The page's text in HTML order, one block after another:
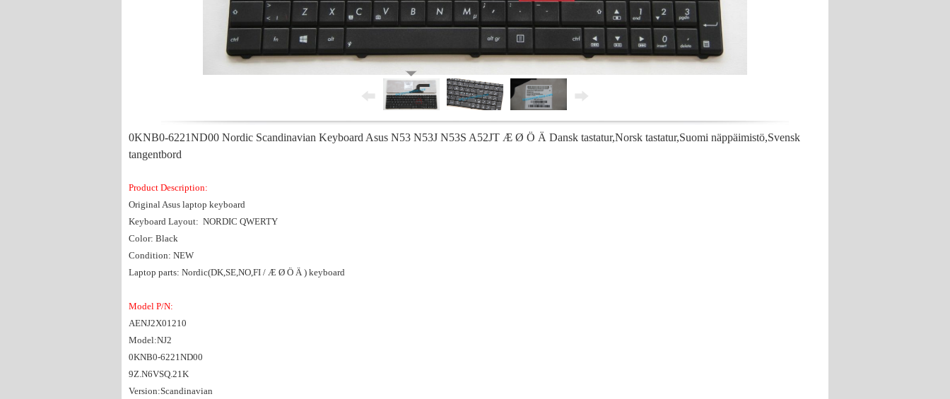
0KNB0-6221ND00 Nordic Scandinavian Keyboard Asus N53 N53J N53S A52JT Æ Ø Ö Ä Dansk tastatur,Norsk tastatur,Suomi näppäimistö,Svensk
tangentbord
Product Description:
Original Asus laptop keyboard
Keyboard Layout: NORDIC QWERTY
Color: Black
Condition: NEW
Laptop parts: Nordic(DK,SE,NO,FI / Æ Ø Ö Ä ) keyboard
Model P/N:
AENJ2X01210
Model:NJ2
0KNB0-6221ND00
9Z.N6VSQ.21K
Version:Scandinavian